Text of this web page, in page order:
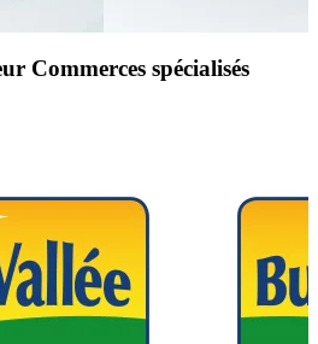
Commerces spécialisés